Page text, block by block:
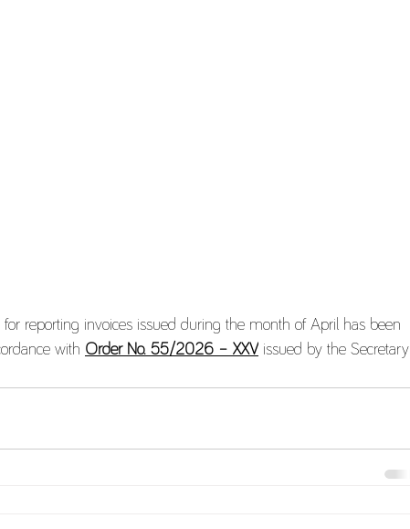
reporting invoices issued during the month of April has been
with Order No. 55/2026 – XXV issued by the Secretary